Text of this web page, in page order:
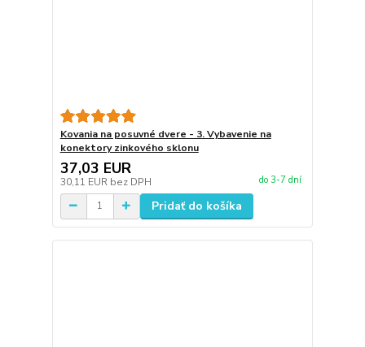
Kovania na posuvné dvere - 3. Vybavenie na
konektory zinkového sklonu
37,03 EUR
30,11 EUR bez DPH do 3-7 dní
Pridať do košíka